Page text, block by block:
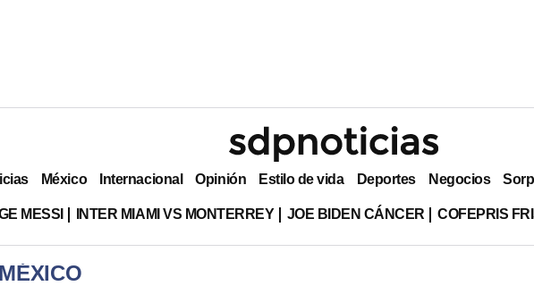
México Internacional Opinión Estilo de vida Deportes Negocios
MESSI INTER MIAMI VS MONTERREY JOE BIDEN CÁNCER COFEPRIS
MÉXICO